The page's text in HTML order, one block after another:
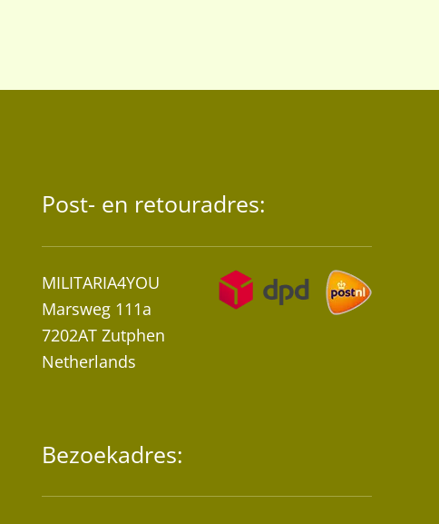
kan
productpagina
Post- en retouradres:
MILITARIA4YOU
Marsweg 111a
7202AT Zutphen
Netherlands
Bezoekadres: